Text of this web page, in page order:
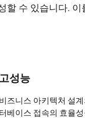
할 수 있습니다.
고성능
비즈니스 아키텍처 설
터베이스 접속의 효율
에.